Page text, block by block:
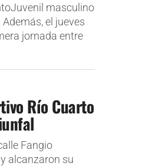
masculino
el jueves
jornada entre
Río Cuarto
Fangio
alcanzaron su